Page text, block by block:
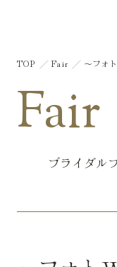
Fair
ブライダル
TOP Fair
～フォ